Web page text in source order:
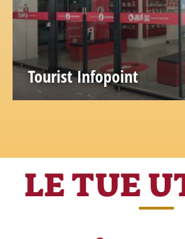
Tourist Infopoint
LE TUE